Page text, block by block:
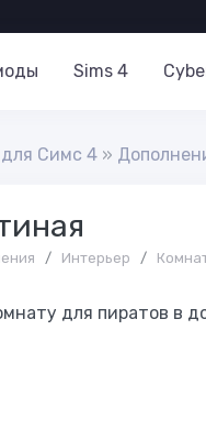
Sims 4
Симс 4 »
/ Интерьер /
для пиратов в